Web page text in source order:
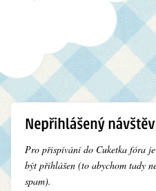
Pro přispívání do Cuketka fóra
být přihlášen (to abychom tady
spam).